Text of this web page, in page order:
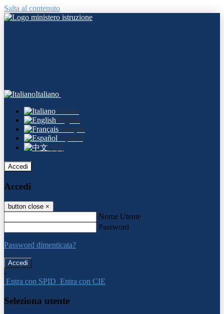
Salta al contenuto
Italiano
Italiano
English
Français
Español
中文
Accedi
Accedi
button close ×
Nome Utente
Password
Password dimenticata?
-
Entra con SPID Entra con CIE
Seleziona utente